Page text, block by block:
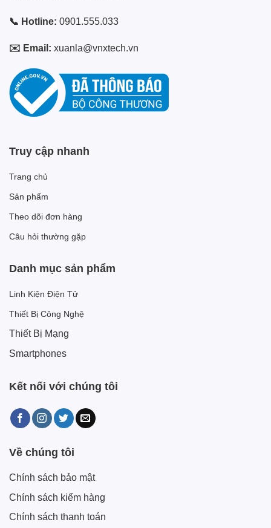
📞 Hotline: 0901.555.033
✉️ Email: xuanla@vnxtech.vn
Truy cập nhanh
Trang chủ
Sản phẩm
Theo dõi đơn hàng
Câu hỏi thường gặp
Danh mục sản phẩm
Linh Kiện Điện Tử
Thiết Bị Công Nghệ
Thiết Bị Mạng
Smartphones
Kết nối với chúng tôi
Về chúng tôi
Chính sách bảo mật
Chính sách kiểm hàng
Chính sách thanh toán